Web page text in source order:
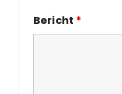
Bericht *